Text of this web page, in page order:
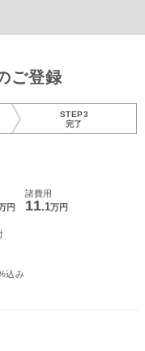
ご登録
STEP3
完了
円
諸費用
11.1万円
込み